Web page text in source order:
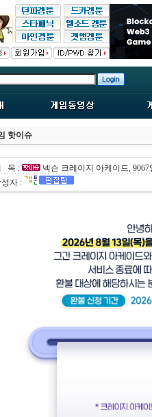
핫이슈
목 :
넥슨 크레이지 아케이드, 9067
성자 :